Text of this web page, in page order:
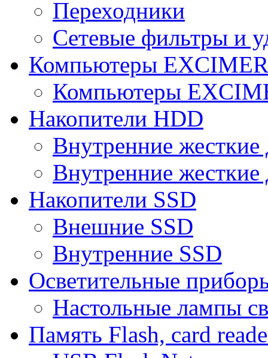
Переходники
Сетевые фильтры и
Компьютеры
Компьютеры
Накопители HDD
Внутренние
Внутренние
Накопители SSD
Внешние SSD
Внутренние SSD
Осветительные
Настольные лампы
Память Flash, card